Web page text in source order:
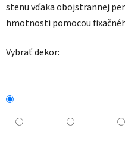
stenu vďaka obojstrannej
hmotnosti pomocou
Vybrať dekor: